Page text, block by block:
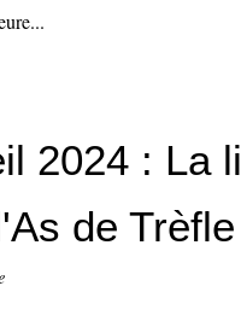
2024 : La
de Trèfle